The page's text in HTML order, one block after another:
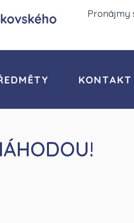
Pronájmy
KONTAKT